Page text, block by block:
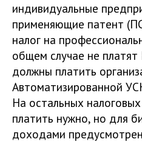
индивидуальные
применяющие патент
налог на
общем случае не
должны платить
Автоматизированной
На остальных
платить нужно, но для
доходами